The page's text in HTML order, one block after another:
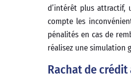
d’intérêt plus attractif,
compte les
pénalités en cas de
réalisez une simulation
Rachat de